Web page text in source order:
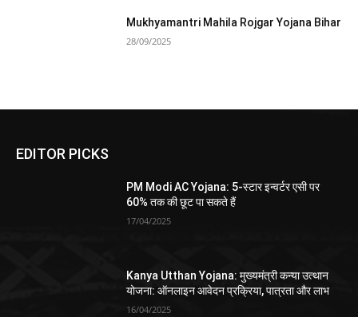
Mukhyamantri Mahila Rojgar Yojana Bihar
28/09/2025
EDITOR PICKS
PM Modi AC Yojana: 5-स्टार इन्वर्टर एसी पर
60% तक की छूट पा सकते हैं
17/04/2025
Kanya Utthan Yojana: मुख्यमंत्री कन्या उत्थान
योजना: ऑनलाइन आवेदन प्रक्रिया, पात्रता और लाभ
16/04/2025